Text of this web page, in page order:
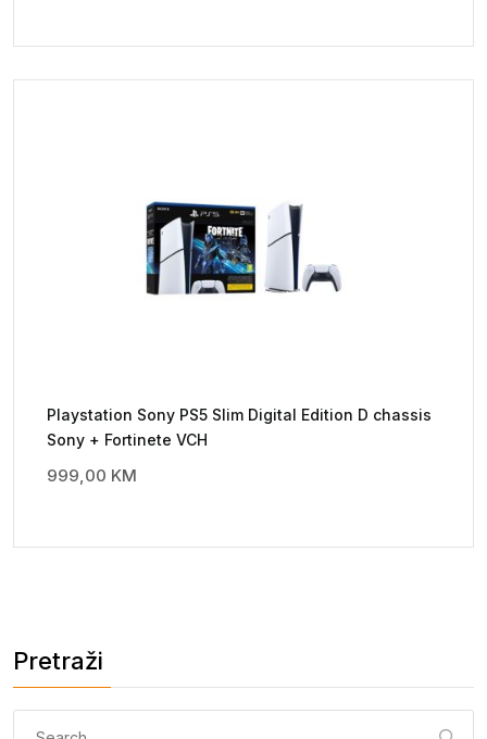
Playstation Sony PS5 Slim Digital Edition D chassis
Sony + Fortinete VCH
999,00 KM
Pretraži